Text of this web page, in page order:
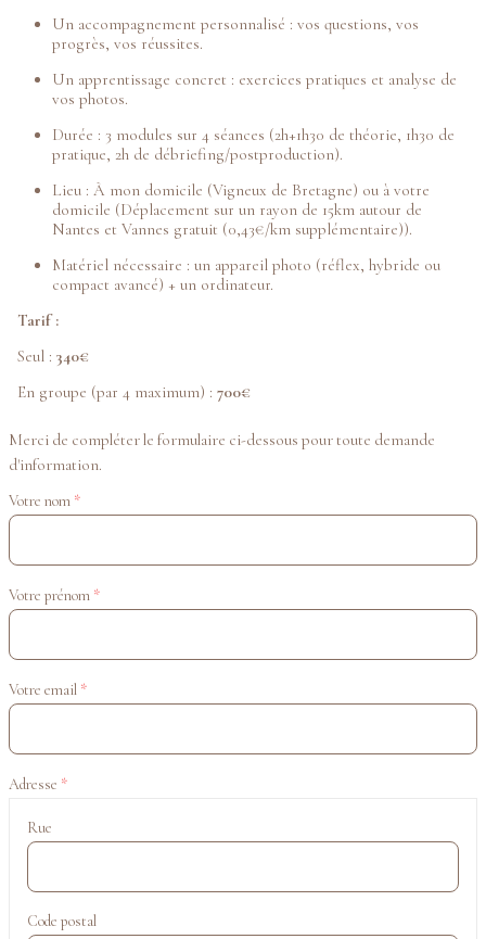
Un accompagnement personnalisé : vos questions, vos
progrès, vos réussites.
Un apprentissage concret : exercices pratiques et analyse de
vos photos.
Durée : 3 modules sur 4 séances (2h+1h30 de théorie, 1h30 de
pratique, 2h de débriefing/postproduction).
Lieu : À mon domicile (Vigneux de Bretagne) ou à votre
domicile (Déplacement sur un rayon de 15km autour de
Nantes et Vannes gratuit (0,43€/km supplémentaire)).
Matériel nécessaire : un appareil photo (réflex, hybride ou
compact avancé) + un ordinateur.
Tarif :
Seul : 340€
En groupe (par 4 maximum) : 700€